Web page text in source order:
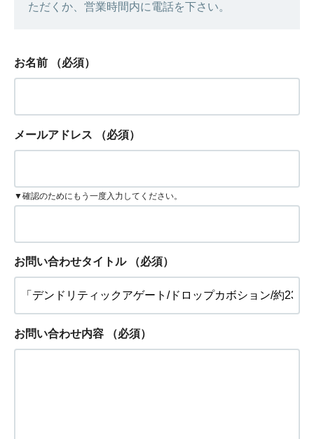
ただくか、営業時間内に電話を下さい。
お名前 （必須）
メールアドレス （必須）
▼確認のためにもう一度入力してください。
お問い合わせタイトル （必須）
お問い合わせ内容 （必須）